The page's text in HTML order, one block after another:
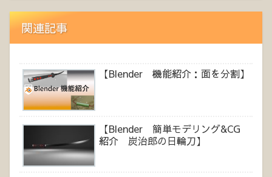
関連記事
【Blender 機能紹介：面を分割】
【Blender 簡単モデリング&CG
紹介 炭治郎の日輪刀】